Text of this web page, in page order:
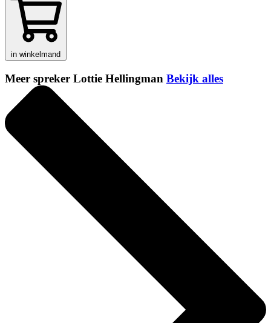
in winkelmand
Meer spreker Lottie Hellingman Bekijk alles